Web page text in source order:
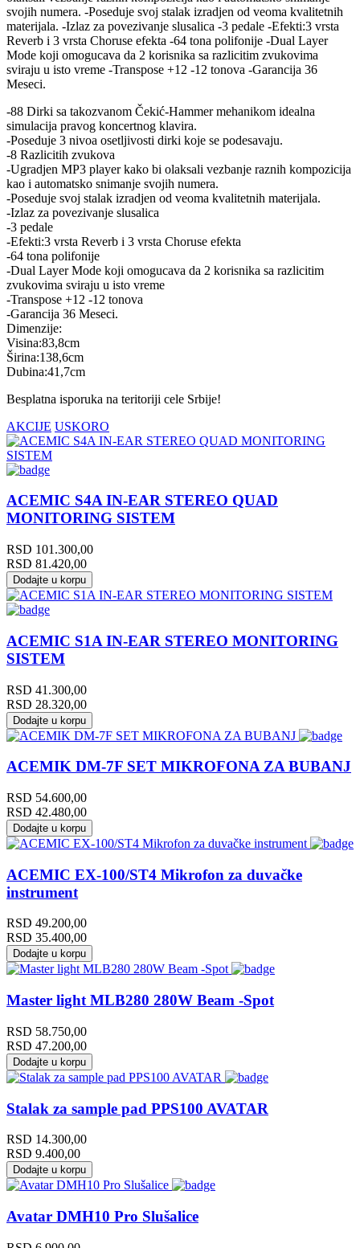
svojih numera. -Poseduje svoj stalak izradjen od veoma kvalitetnih
materijala. -Izlaz za povezivanje slusalica -3 pedale -Efekti:3 vrsta
Reverb i 3 vrsta Choruse efekta -64 tona polifonije -Dual Layer
Mode koji omogucava da 2 korisnika sa razlicitim zvukovima
sviraju u isto vreme -Transpose +12 -12 tonova -Garancija 36
Meseci.
-88 Dirki sa takozvanom Čekić-Hammer mehanikom idealna
simulacija pravog koncertnog klavira.
-Poseduje 3 nivoa osetljivosti dirki koje se podesavaju.
-8 Razlicitih zvukova
-Ugradjen MP3 player kako bi olaksali vezbanje raznih kompozicija
kao i automatsko snimanje svojih numera.
-Poseduje svoj stalak izradjen od veoma kvalitetnih materijala.
-Izlaz za povezivanje slusalica
-3 pedale
-Efekti:3 vrsta Reverb i 3 vrsta Choruse efekta
-64 tona polifonije
-Dual Layer Mode koji omogucava da 2 korisnika sa razlicitim
zvukovima sviraju u isto vreme
-Transpose +12 -12 tonova
-Garancija 36 Meseci.
Dimenzije:
Visina:83,8cm
Širina:138,6cm
Dubina:41,7cm
Besplatna isporuka na teritoriji cele Srbije!
AKCIJE USKORO
ACEMIC S4A IN-EAR STEREO QUAD
MONITORING SISTEM
RSD 101.300,00
RSD 81.420,00
Dodajte u korpu
ACEMIC S1A IN-EAR STEREO MONITORING
SISTEM
RSD 41.300,00
RSD 28.320,00
Dodajte u korpu
ACEMIK DM-7F SET MIKROFONA ZA BUBANJ
RSD 54.600,00
RSD 42.480,00
Dodajte u korpu
ACEMIC EX-100/ST4 Mikrofon za duvačke
instrument
RSD 49.200,00
RSD 35.400,00
Dodajte u korpu
Master light MLB280 280W Beam -Spot
RSD 58.750,00
RSD 47.200,00
Dodajte u korpu
Stalak za sample pad PPS100 AVATAR
RSD 14.300,00
RSD 9.400,00
Dodajte u korpu
Avatar DMH10 Pro Slušalice